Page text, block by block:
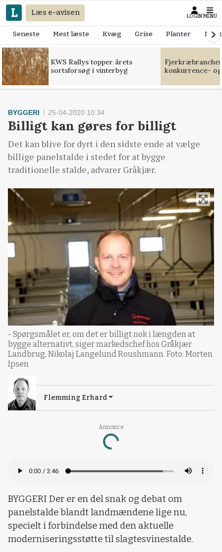
Læs e-avisen LOGIN MENU
Seneste Mest læste Kvæg Grise Planter
KWS Rallys topper årets
sortsforsøg i vinterbyg
konkurrence-
Annonce
Loading...
BYGGERI 25-04-2020 10:34
Billigt kan gøres for billigt
Det kan blive for dyrt i den sidste ende at vælge
billige panelstalde i stedet for at bygge
traditionelle stalde, advarer Gråkjær.
- Spørgsmålet er, om det er billigt nok i længden at
bygge alternativt, siger markedschef hos Gråkjær
Landbrug, Nikolaj Langelund Roushmann. Foto: Morten
Ipsen
Flemming Erhard
BYGGERI Der er en del snak og debat om
panelstalde blandt landmændene lige nu,
specielt i forbindelse med den aktuelle
moderniseringsstøtte til slagtesvinestalde.